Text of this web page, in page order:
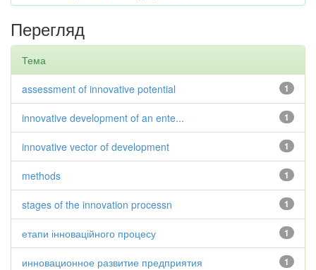
Перегляд
Тема
1
assessment of innovative potential
1
innovative development of an ente...
1
innovative vector of development
1
methods
1
stages of the innovation processn
1
етапи інноваційного процесу
1
инновационное развитие предприятия